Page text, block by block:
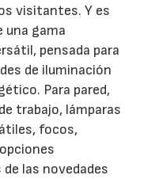
visitantes. Y es
una gama
pensada para
de iluminación
Para pared,
trabajo, lámparas
focos,
las novedades